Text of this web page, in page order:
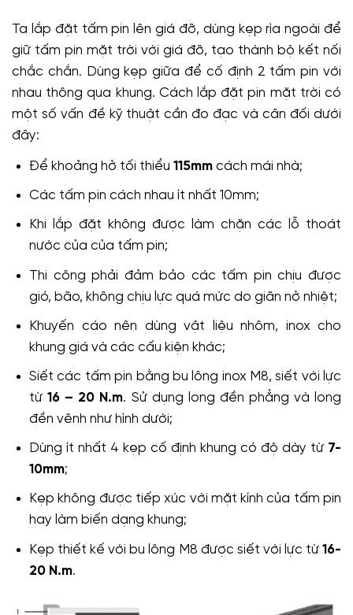
Ta lắp đặt tấm pin lên giá đỡ, dùng kẹp rìa ngoài để
giữ tấm pin mặt trời với giá đỡ, tạo thành bộ kết nối
chắc chắn. Dùng kẹp giữa để cố định 2 tấm pin với
nhau thông qua khung. Cách lắp đặt pin mặt trời có
một số vấn đề kỹ thuật cần đo đạc và cân đối dưới
đây:
Để khoảng hở tối thiểu115mm cách mái nhà;
Các tấm pin cách nhau ít nhất 10mm;
Khi lắp đặt không được làm chặn các lỗ thoát
nước của của tấm pin;
Thi công phải đảm bảo các tấm pin chịu được
gió, bão, không chịu lực quá mức do giãn nở nhiệt;
Khuyến cáo nên dùng vật liệu nhôm, inox cho
khung giá và các cấu kiện khác;
Siết các tấm pin bằng bu lông inox M8, siết với lực
từ16 – 20 N.m. Sử dụng long đền phẳng và long
đền vênh như hình dưới;
Dùng ít nhất 4 kẹp cố định khung có độ dày từ 7-
10mm;
Kẹp không được tiếp xúc với mặt kính của tấm pin
hay làm biến dạng khung;
Kẹp thiết kế với bu lông M8 được siết với lực từ 16-
20 N.m.